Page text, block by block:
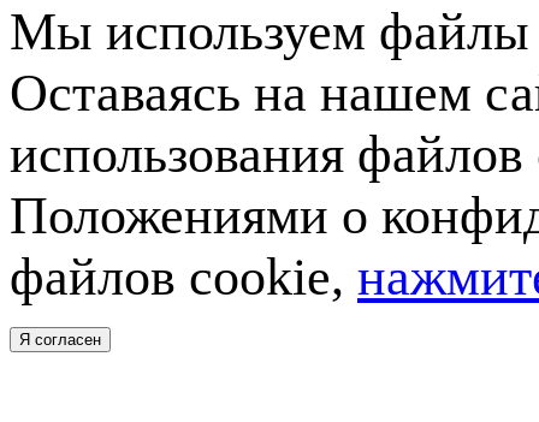
Мы используем файлы
Оставаясь на нашем
использования
Положениями о
файлов cookie,
Я согласен